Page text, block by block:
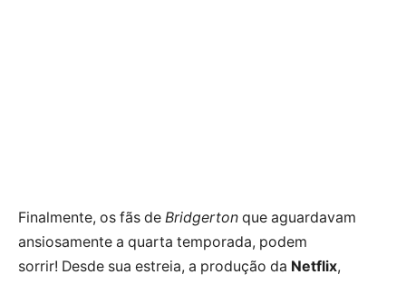
Finalmente, os fãs de Bridgerton que aguardavam
ansiosamente a quarta temporada, podem
sorrir! Desde sua estreia, a produção da Netflix,